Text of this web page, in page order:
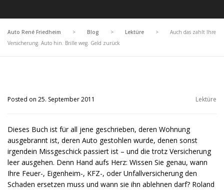
Auto René Friedheim > Blog > Lektüre >
Auch das zahlt Ihre
Versicherung. Auto hin. Brille weg. Geld zurück
Posted on 25. September 2011 Lektüre
Dieses Buch ist für all jene geschrieben, deren Wohnung
ausgebrannt ist, deren Auto gestohlen wurde, denen sonst
irgendein Missgeschick passiert ist – und die trotz Versicherung
leer ausgehen. Denn Hand aufs Herz: Wissen Sie genau, wann
Ihre Feuer-, Eigenheim-, KFZ-, oder Unfallversicherung den
Schaden ersetzen muss und wann sie ihn ablehnen darf? Roland